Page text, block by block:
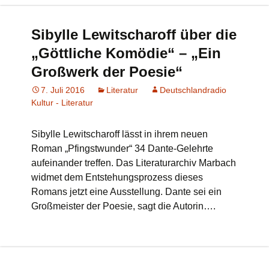
Sibylle Lewitscharoff über die
„Göttliche Komödie“ – „Ein
Großwerk der Poesie“
7. Juli 2016 Literatur
Deutschlandradio
Kultur - Literatur
Sibylle Lewitscharoff lässt in ihrem neuen
Roman „Pfingstwunder“ 34 Dante-Gelehrte
aufeinander treffen. Das Literaturarchiv Marbach
widmet dem Entstehungsprozess dieses
Romans jetzt eine Ausstellung. Dante sei ein
Großmeister der Poesie, sagt die Autorin….